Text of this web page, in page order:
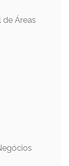
Áreas